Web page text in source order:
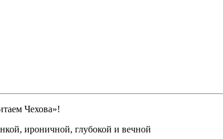
Чехова»!
ироничной, глубокой и вечной